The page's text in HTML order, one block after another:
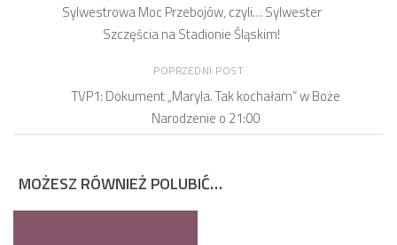
Sylwestrowa Moc Przebojów, czyli… Sylwester
Szczęścia na Stadionie Śląskim!
POPRZEDNI POST
TVP1: Dokument „Maryla. Tak kochałam” w Boże
Narodzenie o 21:00
MOŻESZ RÓWNIEŻ POLUBIĆ…